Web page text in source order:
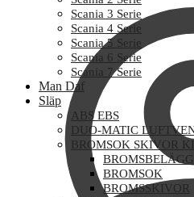
Scania 3 Serie
Scania 4 Serie
Scania 5 Serie
Scania 6 Serie
Scania 7 Serie
Man Daf
Släp
ABS EBS
DUO-MATIC
BROMSOK SKIVOR
BROMSBELÄGG
BROMSOK
BROMSSKIVOR